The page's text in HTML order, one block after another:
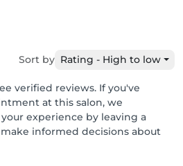
Sort by Rating - High to low
verified reviews. If you've
at this salon, we
experience by leaving a
informed decisions about